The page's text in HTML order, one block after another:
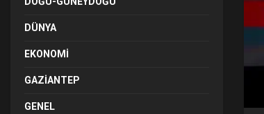
DÜNYA
EKONOMI
GAZIANTEP
GENEL